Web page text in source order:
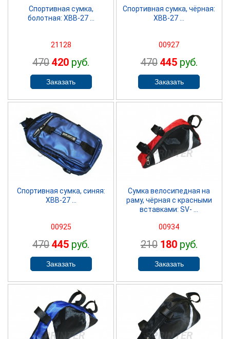
Спортивная сумка,
болотная: ХВВ-27 ...
21128
470 420 руб.
Спортивная сумка, чёрная:
ХВВ-27 ...
00927
470 445руб.
SPRINTER
Спортивная сумка, синяя:
ХВВ-27 ...
00925
470 445 руб.
SPRINTER
Сумка велосипедная на
раму, чёрная с красными
вставками: SV- ...
00934
210 180руб.
SPRINTER SPRINTER